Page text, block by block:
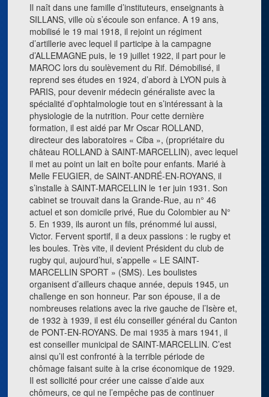
Il naît dans une famille d’instituteurs, enseignants à
SILLANS, ville où s’écoule son enfance. A 19 ans,
mobilisé le 19 mai 1918, il rejoint un régiment
d’artillerie avec lequel il participe à la campagne
d’ALLEMAGNE puis, le 19 juillet 1922, il part pour le
MAROC lors du soulèvement du Rif. Démobilisé, il
reprend ses études en 1924, d’abord à LYON puis à
PARIS, pour devenir médecin généraliste avec la
spécialité d’ophtalmologie tout en s’intéressant à la
physiologie de la nutrition. Pour cette dernière
formation, il est aidé par Mr Oscar ROLLAND,
directeur des laboratoires « Ciba », (propriétaire du
château ROLLAND à SAINT-MARCELLIN), avec lequel
il met au point un lait en boîte pour enfants. Marié à
Melle FEUGIER, de SAINT-ANDRÉ-EN-ROYANS, il
s’installe à SAINT-MARCELLIN le 1er juin 1931. Son
cabinet se trouvait dans la Grande-Rue, au n° 46
actuel et son domicile privé, Rue du Colombier au N°
5. En 1939, ils auront un fils, prénommé lui aussi,
Victor. Fervent sportif, il a deux passions : le rugby et
les boules. Très vite, il devient Président du club de
rugby qui, aujourd’hui, s’appelle « LE SAINT-
MARCELLIN SPORT » (SMS). Les boulistes
organisent d’ailleurs chaque année, depuis 1945, un
challenge en son honneur. Par son épouse, il a de
nombreuses relations avec la rive gauche de l’Isère et,
de 1932 à 1939, il est élu conseiller général du Canton
de PONT-EN-ROYANS. De mai 1935 à mars 1941, il
est conseiller municipal de SAINT-MARCELLIN. C’est
ainsi qu’il est confronté à la terrible période de
chômage faisant suite à la crise économique de 1929.
Il est sollicité pour créer une caisse d’aide aux
chômeurs, ce qui ne l’empêche pas de continuer